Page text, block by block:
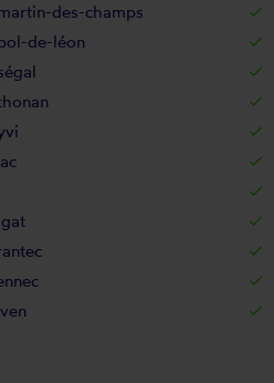
des-champs
de-léon